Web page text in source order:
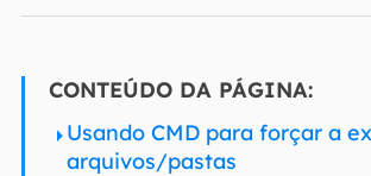
CONTEÚDO DA PÁGINA:
Usando CMD para forçar a
arquivos/pastas